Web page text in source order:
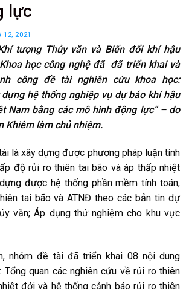
lực
12, 2021
tượng Thủy văn và Biến đổi khí hậu
học công nghệ đã đã triển khai và
công đề tài nghiên cứu khoa học:
dựng hệ thống nghiệp vụ dự báo khí hậu
Nam bằng các mô hình động lực” – do
Khiêm làm chủ nhiệm.
là xây dựng được phương pháp luận tính
độ rủi ro thiên tai bão và áp thấp nhiệt
được hệ thống phần mềm tính toán,
tai bão và ATNĐ theo các bản tin dự
văn; Áp dụng thử nghiệm cho khu vực
nhóm đề tài đã triển khai 08 nội dung
Tổng quan các nghiên cứu về rủi ro thiên
đới và hệ thống cảnh báo rủi ro thiên